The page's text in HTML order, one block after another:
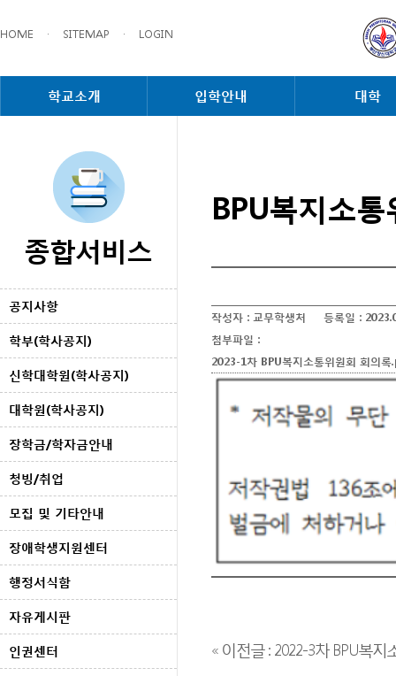
HOME · SITEMAP · LOGIN
학교소개 입학안내 대학
종합서비스
공지사항
학부(학사공지)
신학대학원(학사공지)
대학원(학사공지)
장학금/학자금안내
청빙/취업
모집 및 기타안내
장애학생지원센터
행정서식함
자유게시판
인권센터
BPU복지소
작성자 : 교무학생처 등록일 :
첨부파일 :
2023-1차 BPU복지소통위원회 회의
« 이전글 : 2022-3차 BPU복